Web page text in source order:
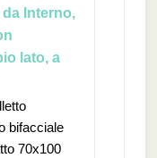
Interno,
lato, a
bifacciale
70x100